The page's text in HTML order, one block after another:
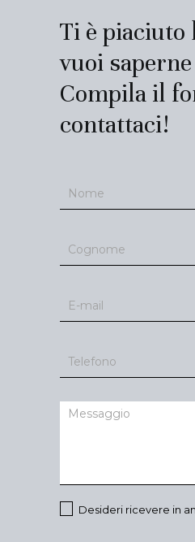
Ti è piaciuto
vuoi
Compila il
contattaci!
Desideri ricevere in